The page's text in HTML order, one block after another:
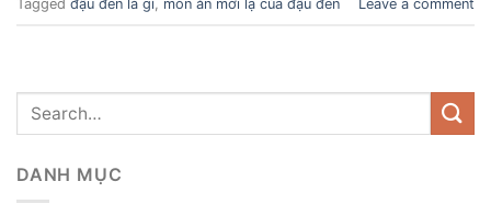
Tagged đậu đen là gì, món ăn mới lạ của đậu đen Leave a comment
DANH MỤC